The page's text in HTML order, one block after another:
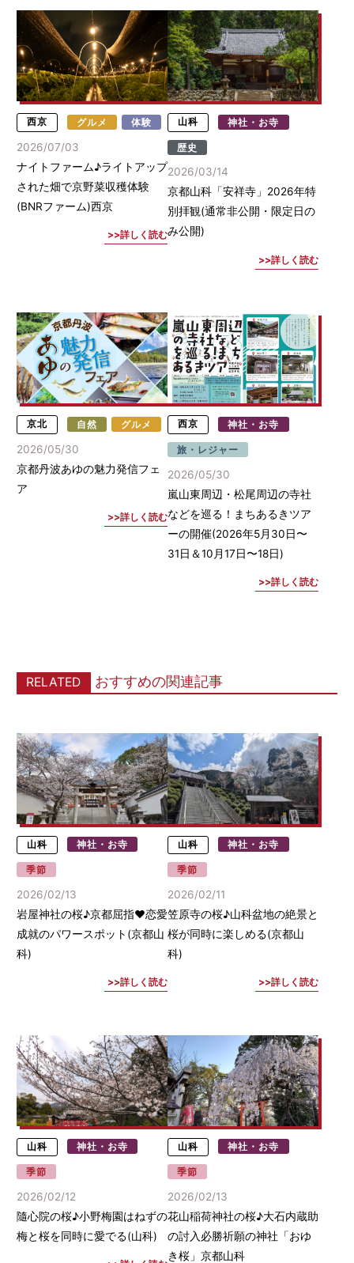
西京 グルメ 体験
2026/07/03
ナイトファーム♪ライトアップ
された畑で京野菜収穫体験
(BNRファーム)西京
詳しく読む
山科 神社・お寺
歴史
2026/03/14
京都山科「安祥寺」2026年特
別拝観(通常非公開・限定日の
み公開)
詳しく読む
京北 自然 グルメ
2026/05/30
京都丹波あゆの魅力発信フェ
ア
詳しく読む
西京 神社・お寺
旅・レジャー
2026/05/30
嵐山東周辺・松尾周辺の寺社
などを巡る！まちあるきツア
ーの開催(2026年5月30日〜
31日＆10月17日〜18日)
詳しく読む
RELATED おすすめの関連記事
山科 神社・お寺
季節
2026/02/13
岩屋神社の桜♪京都屈指♥恋愛
成就のパワースポット(京都山
科)
詳しく読む
山科 神社・お寺
季節
2026/02/11
笠原寺の桜♪山科盆地の絶景と
桜が同時に楽しめる(京都山
科)
詳しく読む
山科 神社・お寺
季節
2026/02/12
隨心院の桜♪小野梅園はねずの
梅と桜を同時に愛でる(山科)
山科 神社・お寺
季節
2026/02/13
花山稲荷神社の桜♪大石内蔵助
の討入必勝祈願の神社「おゆ
き桜」京都山科